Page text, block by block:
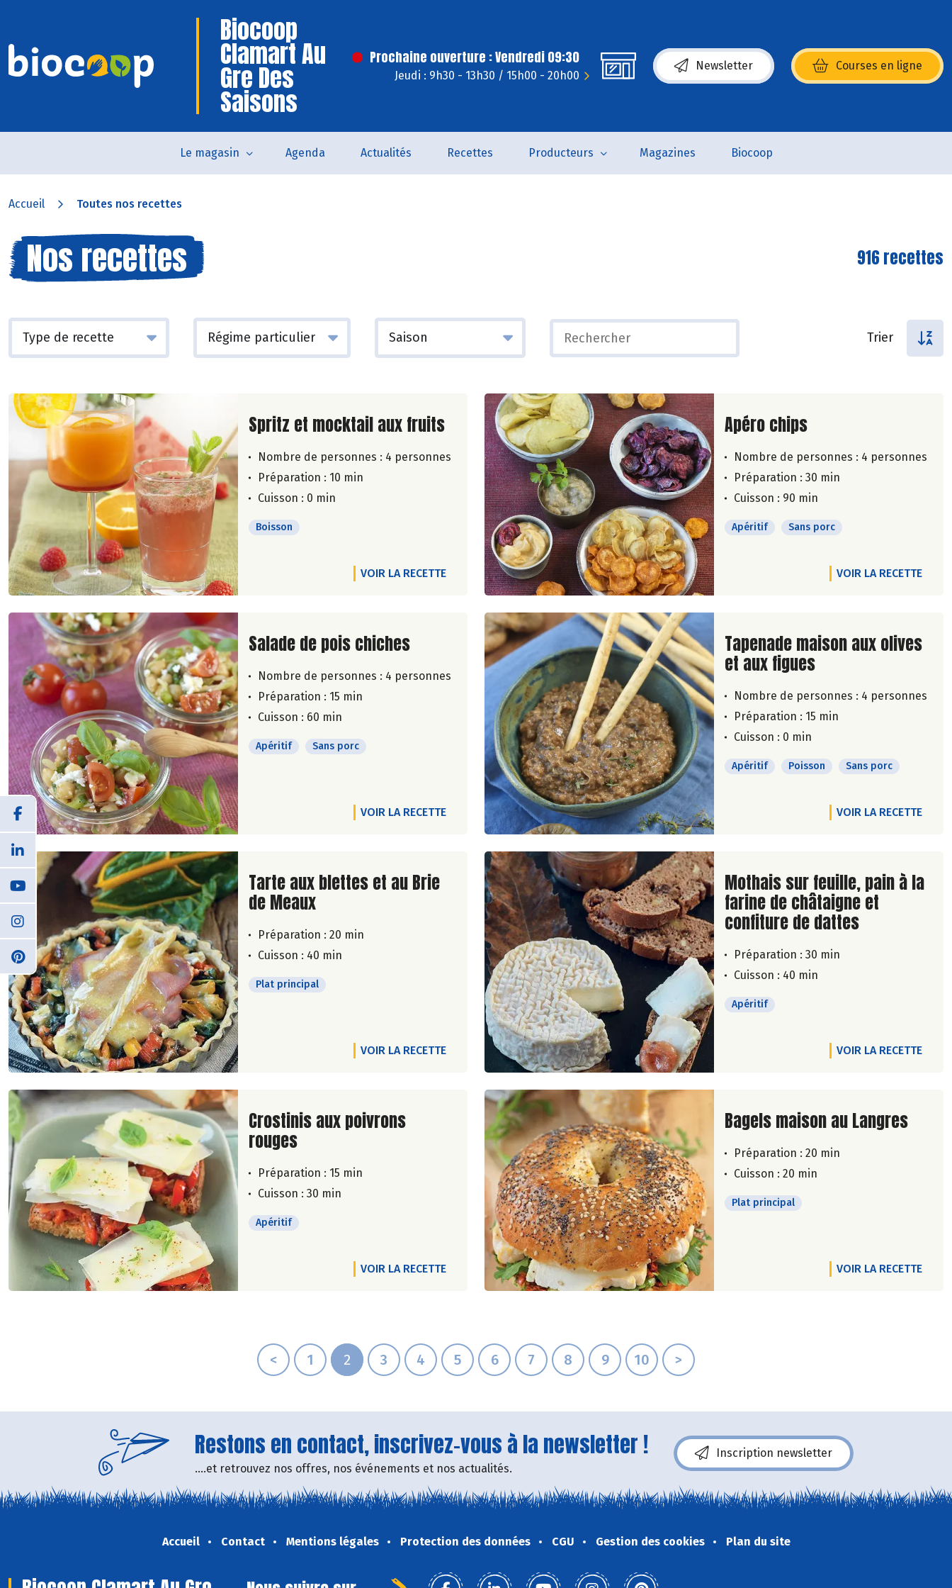
Biocoop
Clamart Au
Gre Des
Saisons
Prochaine ouverture : Vendredi 09:30
Jeudi : 9h30 - 13h30 / 15h00 - 20h00
Newsletter Courses en ligne
(s’ouvre dans une nouvelle fenêtre)
Le magasin Agenda Actualités Recettes Producteurs Magazines Biocoop
Accueil Toutes nos recettes
Nos recettes 916 recettes
Trier
Lire la suite de la recette
Spritz et mocktail aux fruits
Nombre de personnes : 4 personnes
Préparation : 10 min
Cuisson : 0 min
Boisson
VOIR LA RECETTE
Lire la suite de la recette
Apéro chips
Nombre de personnes : 4 personnes
Préparation : 30 min
Cuisson : 90 min
Apéritif Sans porc
VOIR LA RECETTE
Lire la suite de la recette
Salade de pois chiches
Nombre de personnes : 4 personnes
Préparation : 15 min
Cuisson : 60 min
Apéritif Sans porc
VOIR LA RECETTE
Lire la suite de la recette
Tapenade maison aux olives
et aux figues
Nombre de personnes : 4 personnes
Préparation : 15 min
Cuisson : 0 min
Apéritif Poisson Sans porc
VOIR LA RECETTE
Lire la suite de la recette
Tarte aux blettes et au Brie
de Meaux
Préparation : 20 min
Cuisson : 40 min
Plat principal
VOIR LA RECETTE
Lire la suite de la recette
Mothais sur feuille, pain à la
farine de châtaigne et
confiture de dattes
Préparation : 30 min
Cuisson : 40 min
Apéritif
VOIR LA RECETTE
Lire la suite de la recette
Crostinis aux poivrons
rouges
Préparation : 15 min
Cuisson : 30 min
Apéritif
VOIR LA RECETTE
Lire la suite de la recette
Bagels maison au Langres
Préparation : 20 min
Cuisson : 20 min
Plat principal
VOIR LA RECETTE
< 1 2 3 4 5 6 7 8 9 10 >
Restons en contact, inscrivez-vous à la newsletter !
....et retrouvez nos offres, nos événements et nos actualités.
Inscription newsletter
Accueil Contact Mentions légales Protection des données CGU Gestion des cookies Plan du site